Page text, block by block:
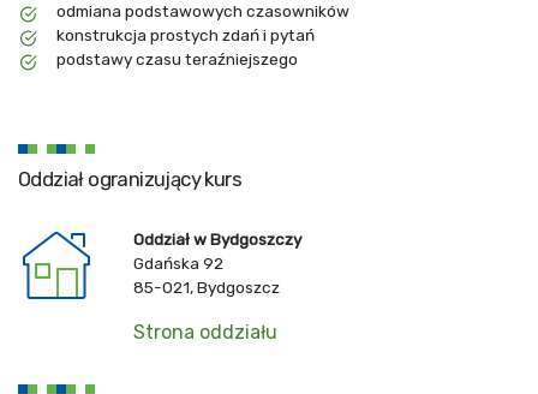
odmiana podstawowych czasowników
konstrukcja prostych zdań i pytań
podstawy czasu teraźniejszego
Oddział ogranizujący kurs
Oddział w Bydgoszczy
Gdańska 92
85-021, Bydgoszcz
Strona oddziału